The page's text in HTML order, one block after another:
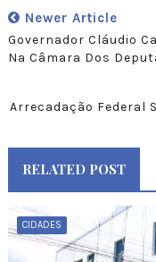
Newer Article
Governador Cláudio
Na Câmara Dos
Arrecadação Federal
RELATED POST
CIDADES